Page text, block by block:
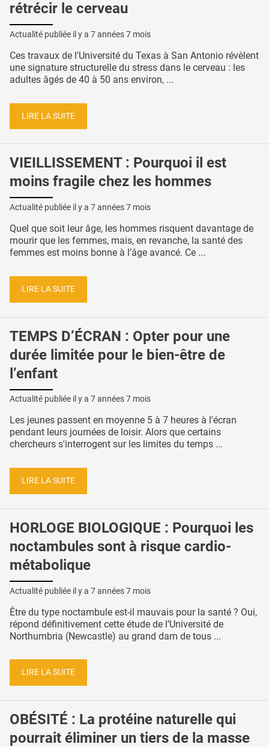
rétrécir le cerveau
Actualité publiée il y a 7 années 7 mois
Ces travaux de l'Université du Texas à San Antonio révèlent
une signature structurelle du stress dans le cerveau : les
adultes âgés de 40 à 50 ans environ, ...
LIRE LA SUITE
VIEILLISSEMENT : Pourquoi il est
moins fragile chez les hommes
Actualité publiée il y a 7 années 7 mois
Quel que soit leur âge, les hommes risquent davantage de
mourir que les femmes, mais, en revanche, la santé des
femmes est moins bonne à l’âge avancé. Ce ...
LIRE LA SUITE
TEMPS D’ÉCRAN : Opter pour une
durée limitée pour le bien-être de
l’enfant
Actualité publiée il y a 7 années 7 mois
Les jeunes passent en moyenne 5 à 7 heures à l'écran
pendant leurs journées de loisir. Alors que certains
chercheurs s'interrogent sur les limites du temps ...
LIRE LA SUITE
HORLOGE BIOLOGIQUE : Pourquoi les
noctambules sont à risque cardio-
métabolique
Actualité publiée il y a 7 années 7 mois
Être du type noctambule est-il mauvais pour la santé ? Oui,
répond définitivement cette étude de l’Université de
Northumbria (Newcastle) au grand dam de tous ...
LIRE LA SUITE
OBÉSITÉ : La protéine naturelle qui
pourrait éliminer un tiers de la masse